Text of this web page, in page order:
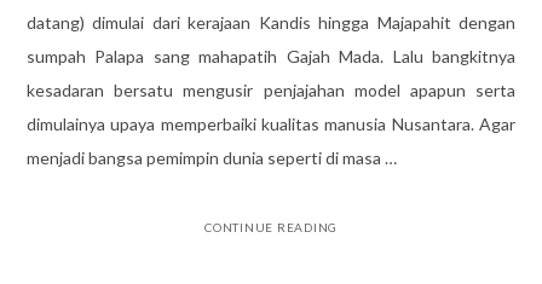
datang) dimulai dari kerajaan Kandis hingga Majapahit dengan
sumpah Palapa sang mahapatih Gajah Mada. Lalu bangkitnya
kesadaran bersatu mengusir penjajahan model apapun serta
dimulainya upaya memperbaiki kualitas manusia Nusantara. Agar
menjadi bangsa pemimpin dunia seperti di masa …
CONTINUE READING